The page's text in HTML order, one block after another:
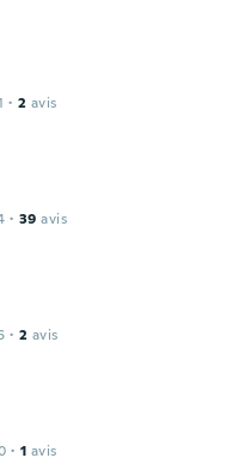
· 2 avis
· 39 avis
· 2 avis
· 1 avis